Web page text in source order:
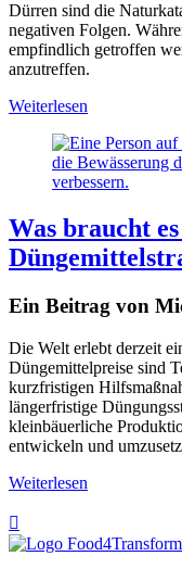
Dürren sind die
negativen Folgen.
empfindlich getroffen
anzutreffen.
Weiterlesen
Was braucht
Ein Beitrag von
Die Welt erlebt derzeit
Düngemittelpreise sind
kurzfristigen
längerfristige
kleinbäuerliche
entwickeln und
Weiterlesen
